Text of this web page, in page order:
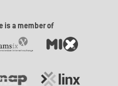
is a member of